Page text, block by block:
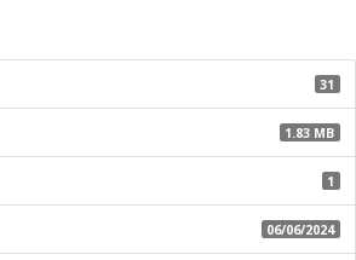
31
1.83 MB
1
06/06/2024